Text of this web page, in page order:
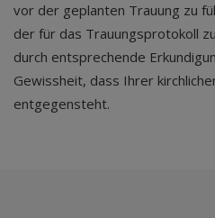
vor der geplanten Trauung zu
der für das Trauungsprotokoll
durch entsprechende
Gewissheit, dass Ihrer
entgegensteht.